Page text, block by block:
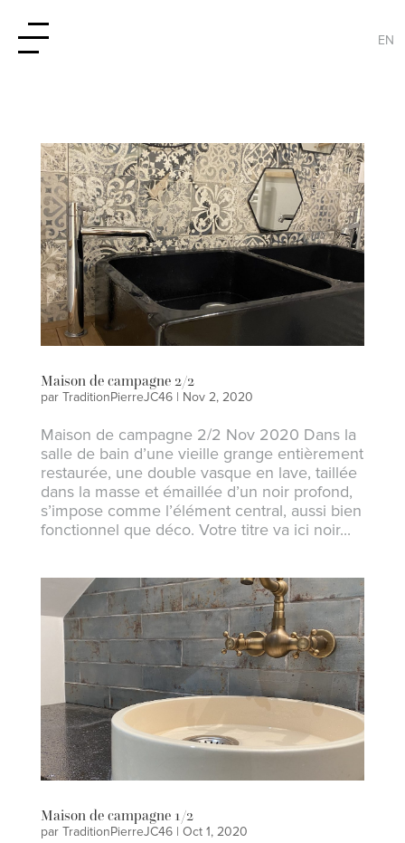
EN
Maison de campagne 2/2
par TraditionPierreJC46| Nov 2, 2020
Maison de campagne 2/2 Nov 2020 Dans la
salle de bain d’une vieille grange entièrement
restaurée, une double vasque en lave, taillée
dans la masse et émaillée d’un noir profond,
s’impose comme l’élément central, aussi bien
fonctionnel que déco. Votre titre va ici noir...
Maison de campagne 1/2
par TraditionPierreJC46| Oct 1, 2020